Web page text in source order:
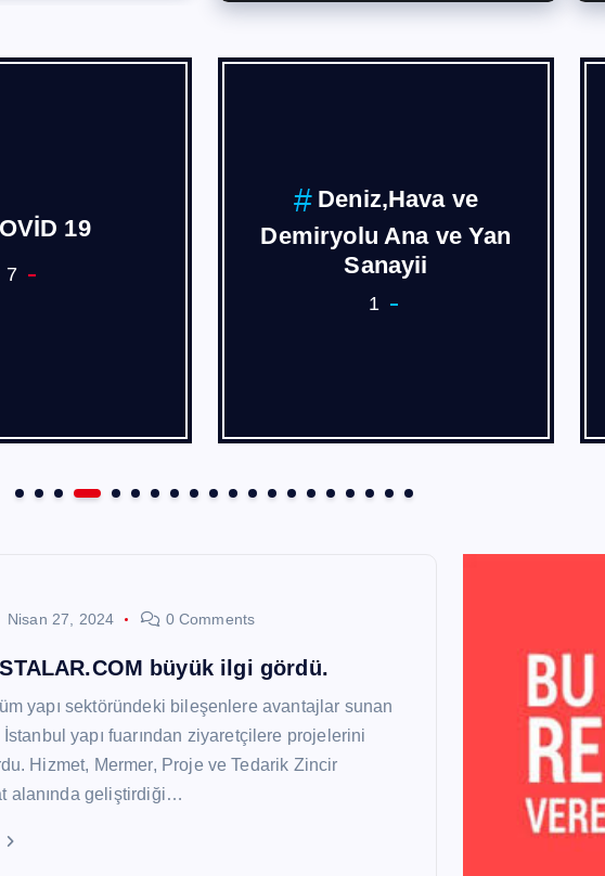
Dateien
Ege Ekonoik Forum
1
Nisan 27, 2024 0 Comments
büyük ilgi gördü.
yapı sektöründeki bileşenlere avantajlar sunan
yapı fuarından ziyaretçilere projelerini
Hizmet, Mermer, Proje ve Tedarik Zincir
alanında geliştirdiği…